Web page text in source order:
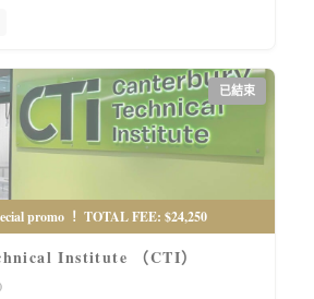
已結束
promo ！ TOTAL FEE: $24,250
Institute （CTI）